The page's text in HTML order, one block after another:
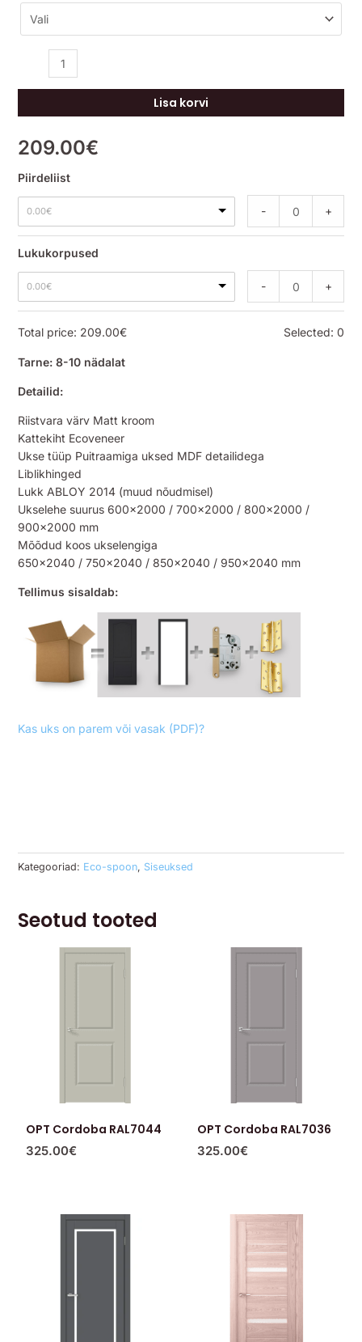
209.00€
Piirdeliist
0.00€ - +
Lukukorpused
0.00€ - +
Total price: 209.00€ Selected: 0
Lisa korvi
Tarne: 8-10 nädalat
Detailid:
Riistvara värv Matt kroom
Kattekiht Ecoveneer
Ukse tüüp Puitraamiga uksed MDF detailidega
Liblikhinged
Lukk ABLOY 2014 (muud nõudmisel)
Ukselehe suurus 600×2000 / 700×2000 / 800×2000 /
900×2000 mm
Mõõdud koos ukselengiga
650×2040 / 750×2040 / 850×2040 / 950×2040 mm
Tellimus sisaldab:
Kas uks on parem või vasak (PDF)?
Kategooriad: Eco-spoon, Siseuksed
Seotud tooted
OPT Cordoba RAL7044
325.00€
OPT Cordoba RAL7036
325.00€